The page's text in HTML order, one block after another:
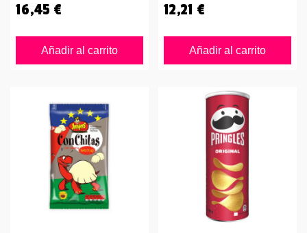
16,45 €
Añadir al carrito
12,21 €
Añadir al carrito